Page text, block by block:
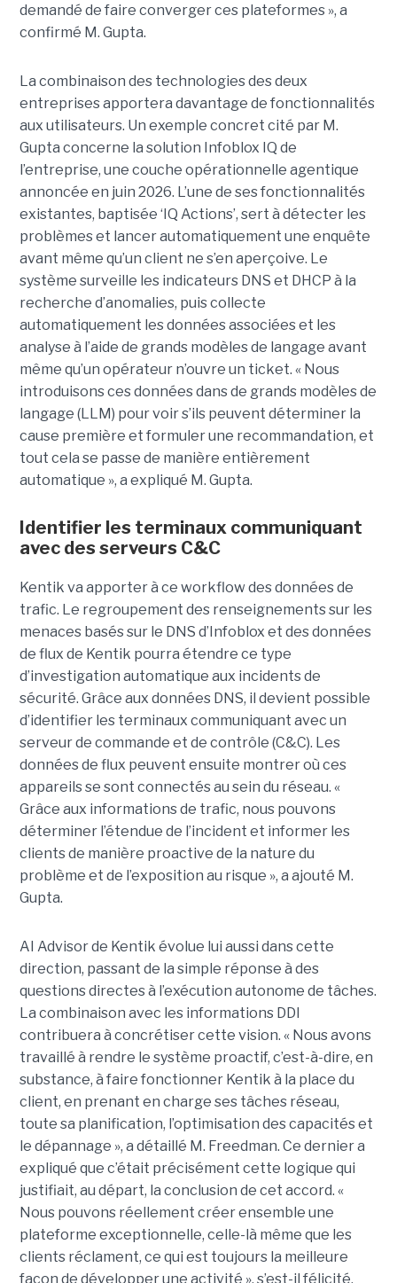
demandé de faire converger ces plateformes », a
confirmé M. Gupta.
La combinaison des technologies des deux
entreprises apportera davantage de fonctionnalités
aux utilisateurs. Un exemple concret cité par M.
Gupta concerne la solution Infoblox IQ de
l’entreprise, une couche opérationnelle agentique
annoncée en juin 2026. L’une de ses fonctionnalités
existantes, baptisée ‘IQ Actions’, sert à détecter les
problèmes et lancer automatiquement une enquête
avant même qu’un client ne s’en aperçoive. Le
système surveille les indicateurs DNS et DHCP à la
recherche d’anomalies, puis collecte
automatiquement les données associées et les
analyse à l’aide de grands modèles de langage avant
même qu’un opérateur n’ouvre un ticket. « Nous
introduisons ces données dans de grands modèles de
langage (LLM) pour voir s’ils peuvent déterminer la
cause première et formuler une recommandation, et
tout cela se passe de manière entièrement
automatique », a expliqué M. Gupta.
Identifier les terminaux communiquant
avec des serveurs C&C
Kentik va apporter à ce workflow des données de
trafic. Le regroupement des renseignements sur les
menaces basés sur le DNS d’Infoblox et des données
de flux de Kentik pourra étendre ce type
d’investigation automatique aux incidents de
sécurité. Grâce aux données DNS, il devient possible
d’identifier les terminaux communiquant avec un
serveur de commande et de contrôle (C&C). Les
données de flux peuvent ensuite montrer où ces
appareils se sont connectés au sein du réseau. «
Grâce aux informations de trafic, nous pouvons
déterminer l’étendue de l’incident et informer les
clients de manière proactive de la nature du
problème et de l’exposition au risque », a ajouté M.
Gupta.
AI Advisor de Kentik évolue lui aussi dans cette
direction, passant de la simple réponse à des
questions directes à l’exécution autonome de tâches.
La combinaison avec les informations DDI
contribuera à concrétiser cette vision. « Nous avons
travaillé à rendre le système proactif, c’est-à-dire, en
substance, à faire fonctionner Kentik à la place du
client, en prenant en charge ses tâches réseau,
toute sa planification, l’optimisation des capacités et
le dépannage », a détaillé M. Freedman. Ce dernier a
expliqué que c’était précisément cette logique qui
justifiait, au départ, la conclusion de cet accord. «
Nous pouvons réellement créer ensemble une
plateforme exceptionnelle, celle-là même que les
clients réclament, ce qui est toujours la meilleure
façon de développer une activité », s’est-il félicité.